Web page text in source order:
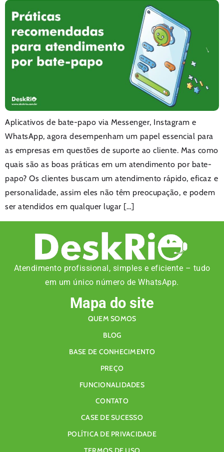
Aplicativos de bate-papo via Messenger, Instagram e
WhatsApp, agora desempenham um papel essencial para
as empresas em questões de suporte ao cliente. Mas como
quais são as boas práticas em um atendimento por bate-
papo? Os clientes buscam um atendimento rápido, eficaz e
personalidade, assim eles não têm preocupação, e podem
ser atendidos em qualquer lugar […]
Atendimento profissional, simples e eficiente – tudo
em um único número de WhatsApp.
Mapa do site
QUEM SOMOS
BLOG
BASE DE CONHECIMENTO
PREÇO
FUNCIONALIDADES
CONTATO
CASE DE SUCESSO
POLÍTICA DE PRIVACIDADE